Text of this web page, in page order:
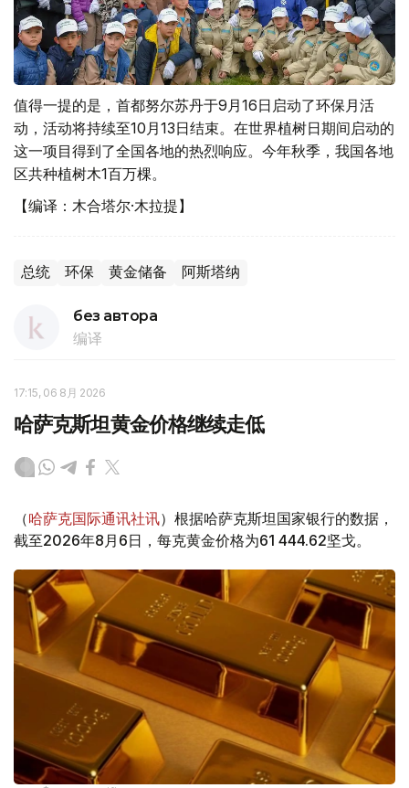
值得一提的是，首都努尔苏丹于9月16日启动了环保月活
动，活动将持续至10月13日结束。在世界植树日期间启动的
这一项目得到了全国各地的热烈响应。今年秋季，我国各地
区共种植树木1百万棵。
【编译：木合塔尔·木拉提】
总统 环保 黄金储备 阿斯塔纳
без автора
编译
17:15, 06 8月 2026
哈萨克斯坦黄金价格继续走低
（哈萨克国际通讯社讯）根据哈萨克斯坦国家银行的数据，
截至2026年8月6日，每克黄金价格为61 444.62坚戈。